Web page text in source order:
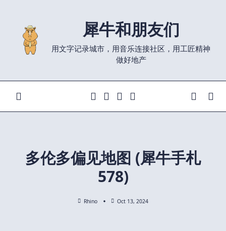
content
犀牛和朋友们
用文字记录城市，用音乐连接社区，用工匠精神
做好地产
多伦多偏见地图 (犀牛手札
578)
Rhino Oct 13, 2024